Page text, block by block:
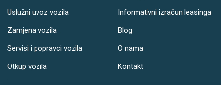
Uslužni uvoz vozila
Zamjena vozila
Servisi i popravci vozila
Otkup vozila
Informativni izračun leasinga
Blog
O nama
Kontakt